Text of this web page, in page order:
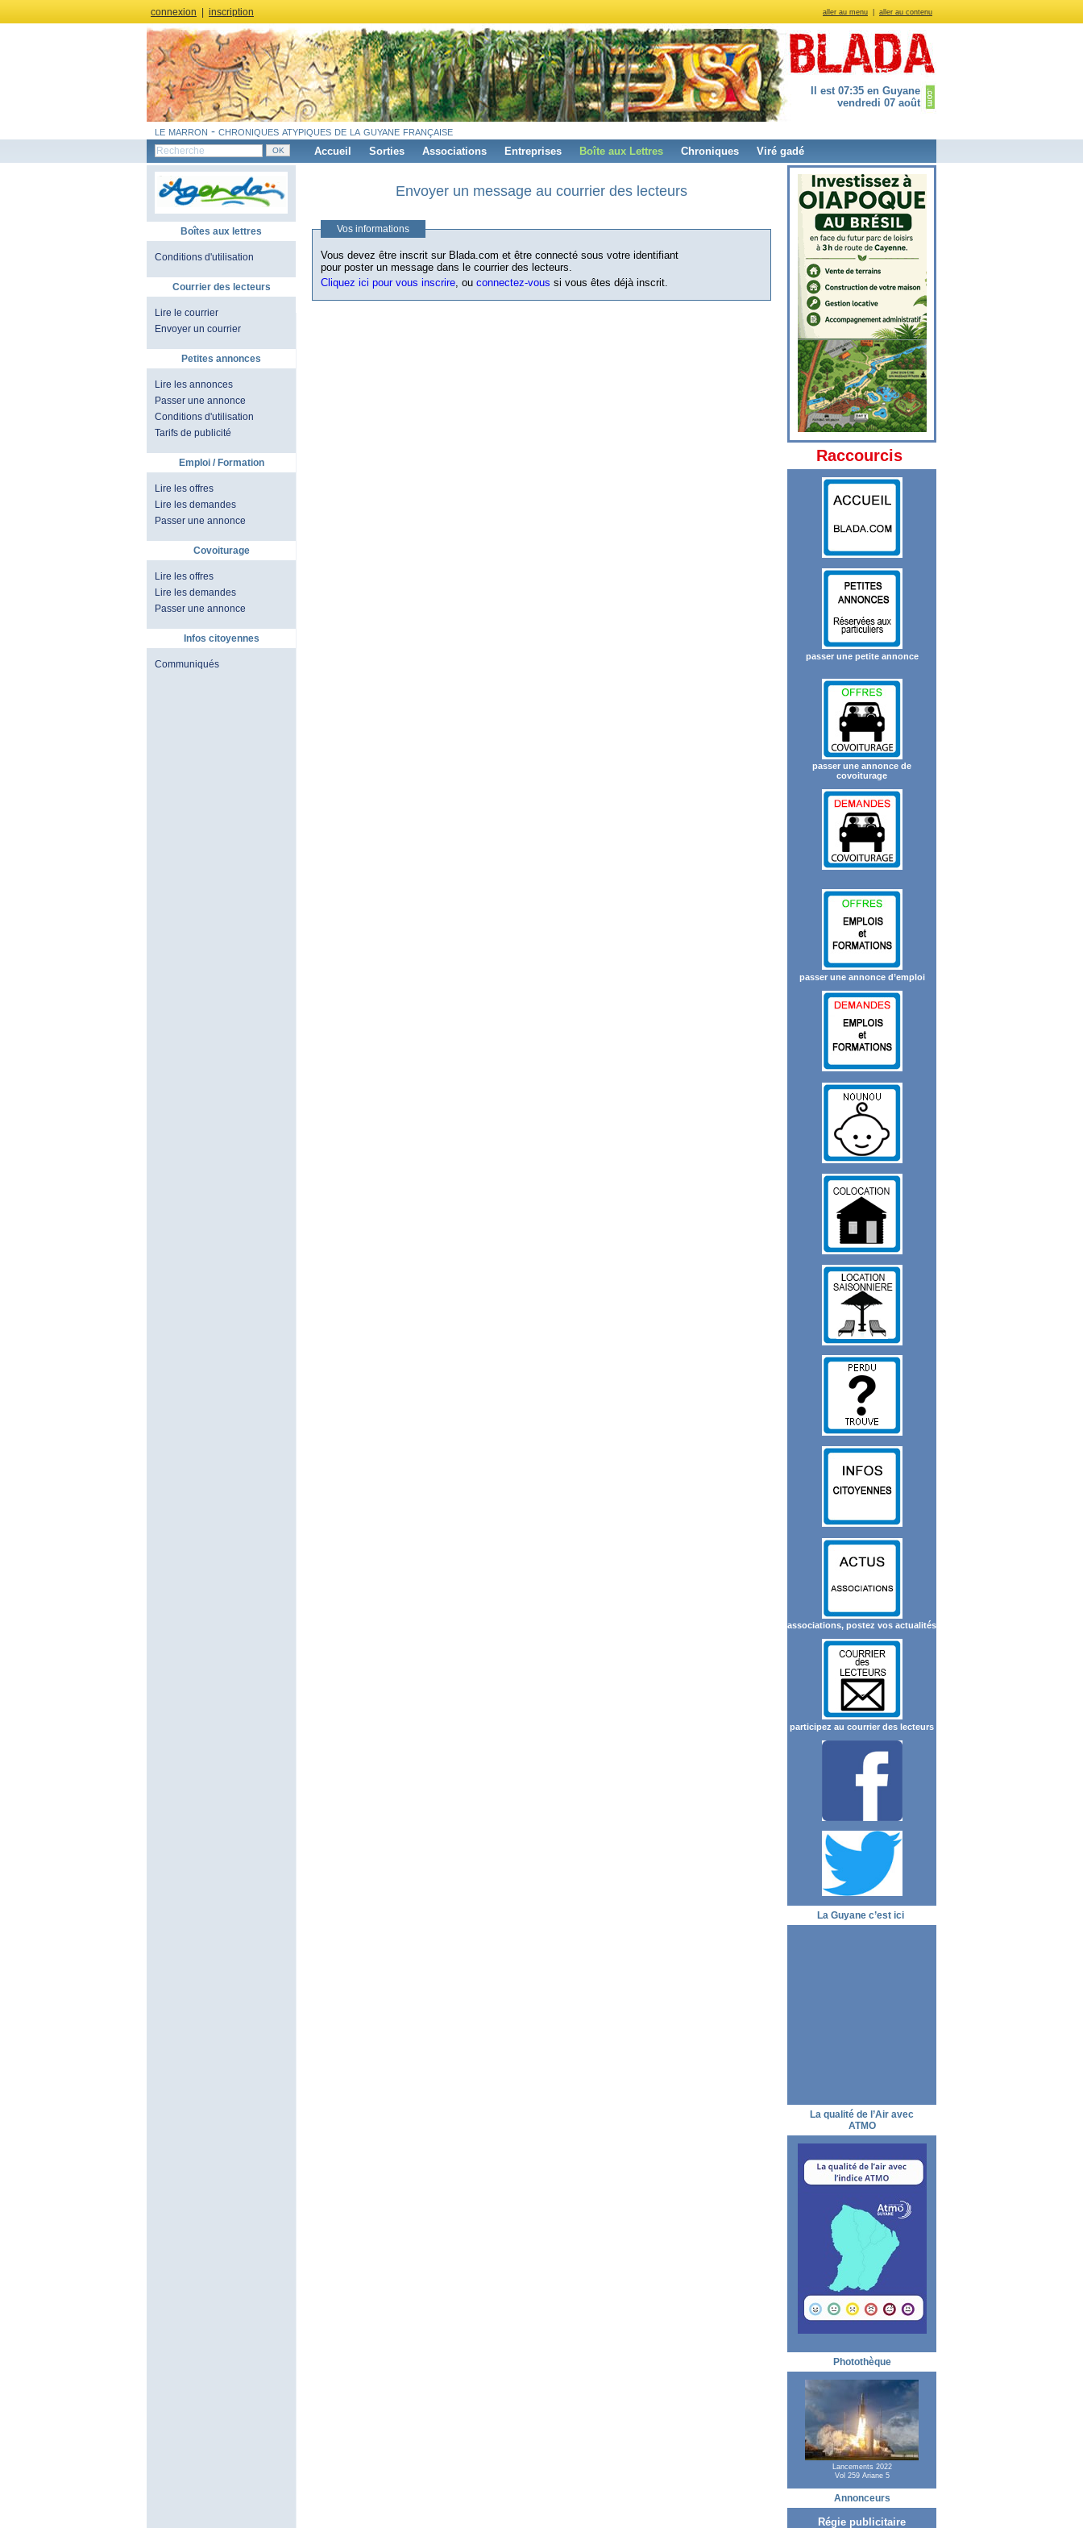
aller au menu aller au contenu
connexion inscription
Il est 07:35 en Guyane
vendredi 07 août
le marron - chroniques atypiques de la guyane française
Accueil Sorties Associations Entreprises Boîte aux Lettres Chroniques Viré gadé
Boîtes aux lettres
Conditions d'utilisation
Courrier des lecteurs
Lire le courrier
Envoyer un courrier
Petites annonces
Lire les annonces
Passer une annonce
Conditions d'utilisation
Tarifs de publicité
Emploi / Formation
Lire les offres
Lire les demandes
Passer une annonce
Covoiturage
Lire les offres
Lire les demandes
Passer une annonce
Infos citoyennes
Communiqués
Envoyer un message au courrier des lecteurs
Vos informations
Vous devez être inscrit sur Blada.com et être connecté sous votre identifiant
pour poster un message dans le courrier des lecteurs.
Cliquez ici pour vous inscrire, ou connectez-vous si vous êtes déjà inscrit.
Raccourcis
passer une petite annonce
passer une annonce de
covoiturage
passer une annonce d’emploi
associations, postez vos actualités
participez au courrier des lecteurs
La Guyane c’est ici
La qualité de l’Air avec
ATMO
Photothèque
Lancements 2022
Vol 259 Ariane 5
Annonceurs
Régie publicitaire